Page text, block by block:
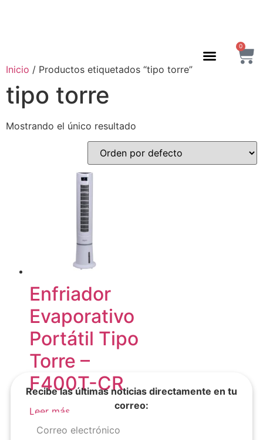
0
Inicio / Productos etiquetados “tipo torre”
tipo torre
Mostrando el único resultado
Enfriador
Evaporativo
Portátil Tipo
Torre –
F400T-CR
Leer más
Recibe las últimas noticias directamente en tu
correo: